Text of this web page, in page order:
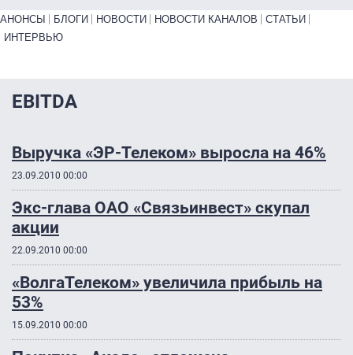
Primary links bottom
АНОНСЫ БЛОГИ НОВОСТИ НОВОСТИ КАНАЛОВ
СТАТЬИ
ИНТЕРВЬЮ
EBITDA
Выручка «ЭР-Телеком» выросла на 46%
23.09.2010 00:00
Экс-глава ОАО «Связьинвест» скупал
акции
22.09.2010 00:00
«ВолгаТелеком» увеличила прибыль на
53%
15.09.2010 00:00